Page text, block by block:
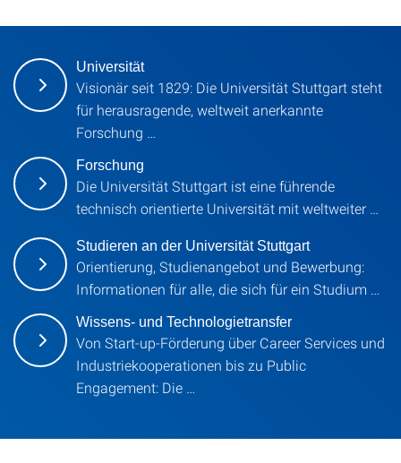
Universität
Visionär seit 1829: Die Universität Stuttgart steht
für herausragende, weltweit anerkannte
Forschung …
Forschung
Die Universität Stuttgart ist eine führende
technisch orientierte Universität mit weltweiter …
Studieren an der Universität Stuttgart
Orientierung, Studienangebot und Bewerbung:
Informationen für alle, die sich für ein Studium …
Wissens- und Technologietransfer
Von Start-up-Förderung über Career Services und
Industriekooperationen bis zu Public
Engagement: Die …